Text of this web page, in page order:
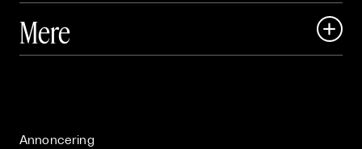
 Art Matter Festival
Mere 
Annoncering